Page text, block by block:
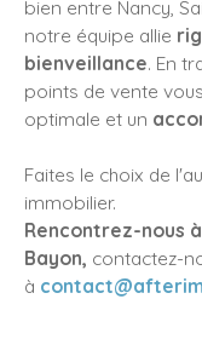
bien entre Nancy,
notre équipe allie
bienveillance. En
points de vente
optimale et un
Faites le choix de
immobilier.
Rencontrez-nous
Bayon, contactez-
à